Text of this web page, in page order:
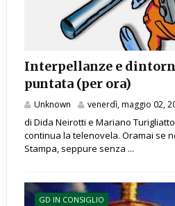
Interpellanze e
puntata (per ora)
Unknown venerdì, maggio 02,
di Dida Neirotti e Mariano
continua la telenovela. Oramai se
Stampa, seppure senza ...
GD IN CONSIGLIO